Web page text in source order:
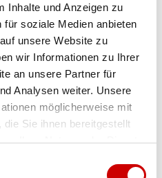
Inhalte und Anzeigen zu
soziale Medien anbieten
unsere Website zu
wir Informationen zu Ihrer
an unsere Partner für
Analysen weiter. Unsere
möglicherweise mit
Sie ihnen bereitgestellt
Ihrer Nutzung der Dienste
white